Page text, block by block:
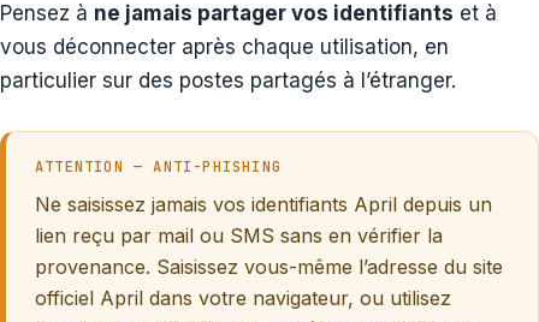
Pensez à ne jamais partager vos identifiants et à
vous déconnecter après chaque utilisation, en
particulier sur des postes partagés à l’étranger.
ATTENTION — ANTI-PHISHING
Ne saisissez jamais vos identifiants April depuis un
lien reçu par mail ou SMS sans en vérifier la
provenance. Saisissez vous-même l’adresse du site
officiel April dans votre navigateur, ou utilisez